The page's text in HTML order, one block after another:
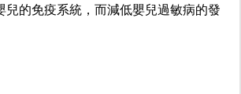
兒的免疫系統，而減低嬰兒過敏病的發